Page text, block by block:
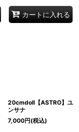
カートに入れる
20cmdoll【ASTRO】ユ
ンサナ
7,000円(税込)